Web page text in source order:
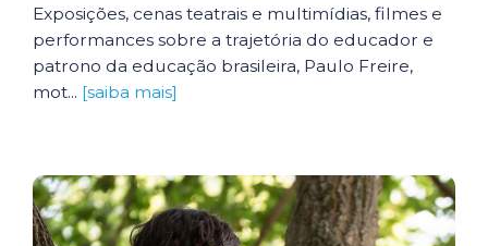
Exposições, cenas teatrais e multimídias, filmes e
performances sobre a trajetória do educador e
patrono da educação brasileira, Paulo Freire,
mot... [saiba mais]